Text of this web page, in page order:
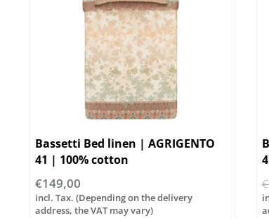
Bassetti Bed linen | AGRIGENTO
41 | 100% cotton
€149,00
incl. Tax. (Depending on the delivery
address, the VAT may vary)